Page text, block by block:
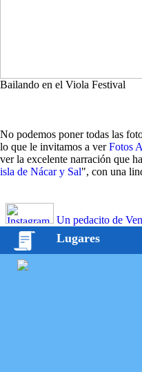
Bailando en el Viola Festival
No podemos poner todas las
lo que le invitamos a verFotos
ver la excelente narración que
isla de Nácar y Sal", con una
Un pedacito de
Lugares